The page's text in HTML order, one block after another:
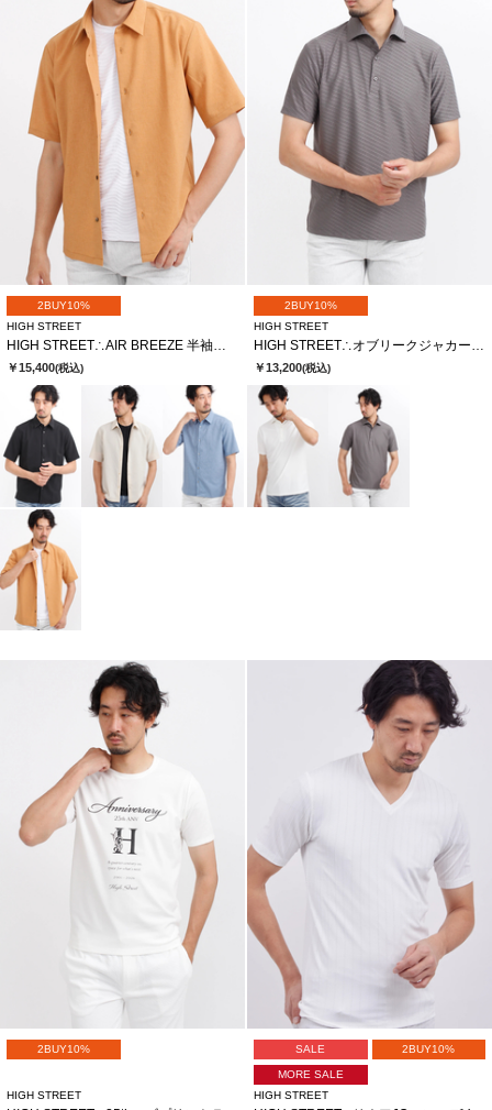
2BUY10%
HIGH STREET
HIGH STREET∴AIR BREEZE 半袖シャツ
￥15,400(税込)
2BUY10%
HIGH STREET
HIGH STREET∴オブリークジャカード半袖ポロシャツ
￥13,200(税込)
2BUY10%
HIGH STREET
SALE 2BUY10%
MORE SALE
HIGH STREET